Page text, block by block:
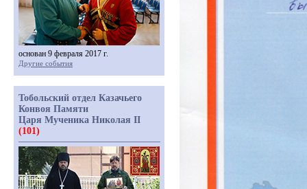
основан 9 февраля 2017 г.
Другие события
Тобольский отдел Казачьего
Конвоя Памяти
Царя Мученика Николая II
(101)